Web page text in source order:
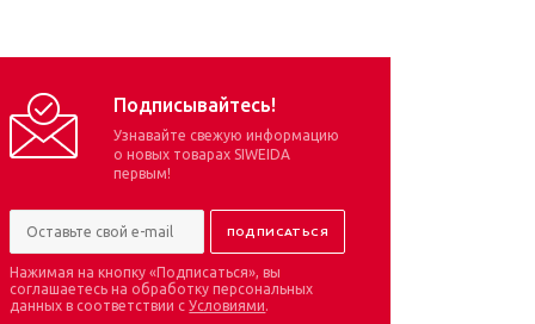
Подписывайтесь!
Узнавайте свежую информацию
о новых товарах SIWEIDA
первым!
Нажимая на кнопку «Подписаться», вы
соглашаетесь на обработку персональных
данных в соответствии сУсловиями.